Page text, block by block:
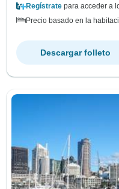
Regístrate para acceder a
Precio basado en la
Descargar folleto